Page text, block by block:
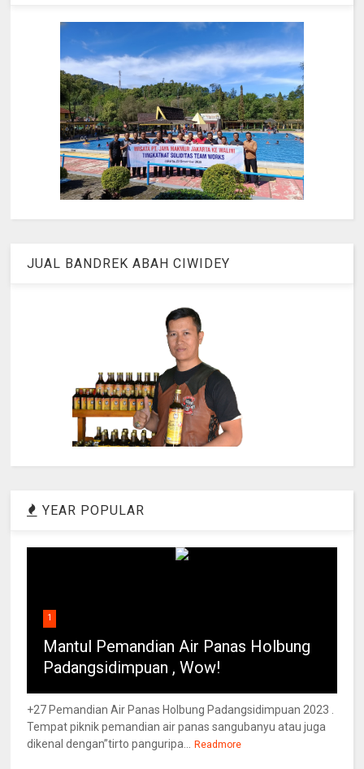
JUAL BANDREK ABAH CIWIDEY
YEAR POPULAR
1
Mantul Pemandian Air Panas Holbung
Padangsidimpuan , Wow!
+27 Pemandian Air Panas Holbung Padangsidimpuan 2023 .
Tempat piknik pemandian air panas sangubanyu atau juga
dikenal dengan”tirto panguripa...
Readmore